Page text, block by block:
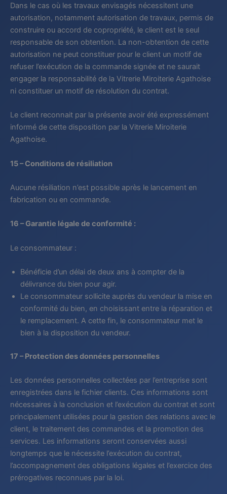
Dans le cas où les travaux envisagés nécessitent une
autorisation, notamment autorisation de travaux, permis de
construire ou accord de copropriété, le client est le seul
responsable de son obtention. La non-obtention de cette
autorisation ne peut constituer pour le client un motif de
refuser l’exécution de la commande signée et ne saurait
engager la responsabilité de la Vitrerie Miroiterie Agathoise
ni constituer un motif de résolution du contrat.
Le client reconnait par la présente avoir été expressément
informé de cette disposition par la Vitrerie Miroiterie
Agathoise.
15 – Conditions de résiliation
Aucune résiliation n’est possible après le lancement en
fabrication ou en commande.
16 – Garantie légale de conformité :
Le consommateur :
Bénéficie d’un délai de deux ans à compter de la
délivrance du bien pour agir.
Le consommateur sollicite auprès du vendeur la mise en
conformité du bien, en choisissant entre la réparation et
le remplacement. A cette fin, le consommateur met le
bien à la disposition du vendeur.
17 – Protection des données personnelles
Les données personnelles collectées par l’entreprise sont
enregistrées dans le fichier clients. Ces informations sont
nécessaires à la conclusion et l’exécution du contrat et sont
principalement utilisées pour la gestion des relations avec le
client, le traitement des commandes et la promotion des
services. Les informations seront conservées aussi
longtemps que le nécessite l’exécution du contrat,
l’accompagnement des obligations légales et l’exercice des
prérogatives reconnues par la loi.